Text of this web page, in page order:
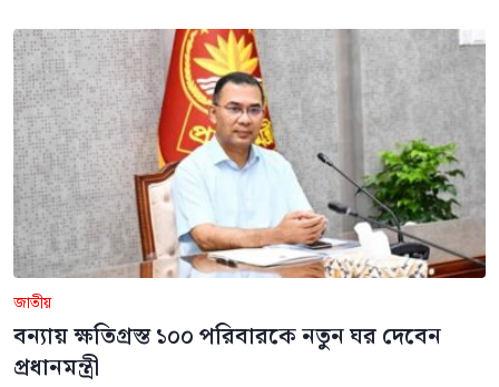
জাতীয়
বন্যায় ক্ষতিগ্রস্ত ১০০ পরিবারকে নতুন ঘর দেবেন
প্রধানমন্ত্রী